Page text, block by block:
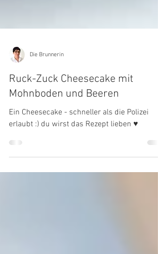
Die Brunnerin
Ruck-Zuck Cheesecake mit
Mohnboden und Beeren
Ein Cheesecake - schneller als die Polizei